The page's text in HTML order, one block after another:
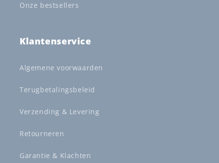
Onze bestsellers
Klantenservice
Algemene voorwaarden
Terugbetalingsbeleid
Verzending & Levering
Retourneren
Garantie & Klachten